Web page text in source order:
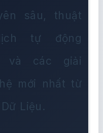
sâu, thuật
tự động
và các giải
mới nhất từ
Liệu.